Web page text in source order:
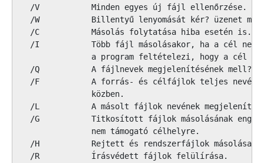
  /V           Minden egyes új fájl ellenőrzése.
/W           Billentyű lenyomását kér? üzenet
  /C           Másolás folytatása hiba esetén is.
/I           Több fájl másolásakor, ha a cél nem
a program feltételezi, hogy a cél
/Q           A fájlnevek megjelenítésének
/F           A forrás- és célfájlok teljes
               közben.
/L           A másolt fájlok nevének
/G           Titkosított fájlok másolásának
               nem támogató célhelyre.
  /H           Rejtett és rendszerfájlok másolása.
  /R           Írásvédett fájlok felülírása.